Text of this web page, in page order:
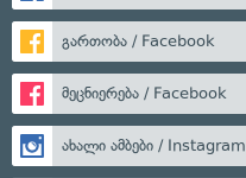
გართობა / Facebook
მეცნიერება / Facebook
ახალი ამბები / Instagram